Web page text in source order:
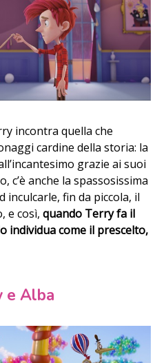
incontra quella che
cardine della storia: la
grazie ai suoi
c’è anche la spassosissima
inculcarle, fin da piccola, il
e così,quando Terry fa il
individua come il prescelto,
e Alba